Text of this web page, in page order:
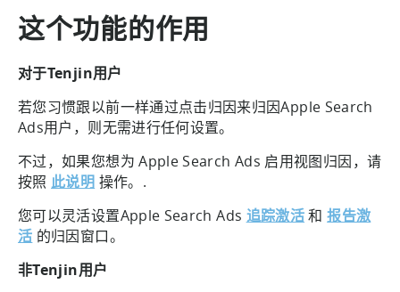
这个功能的作用
对于Tenjin用户
若您习惯跟以前一样通过点击归因来归因Apple Search
Ads用户，则无需进行任何设置。
不过，如果您想为 Apple Search Ads 启用视图归因，请
按照 此说明 操作。.
您可以灵活设置Apple Search Ads 追踪激活和报告激
活 的归因窗口。
非Tenjin用户